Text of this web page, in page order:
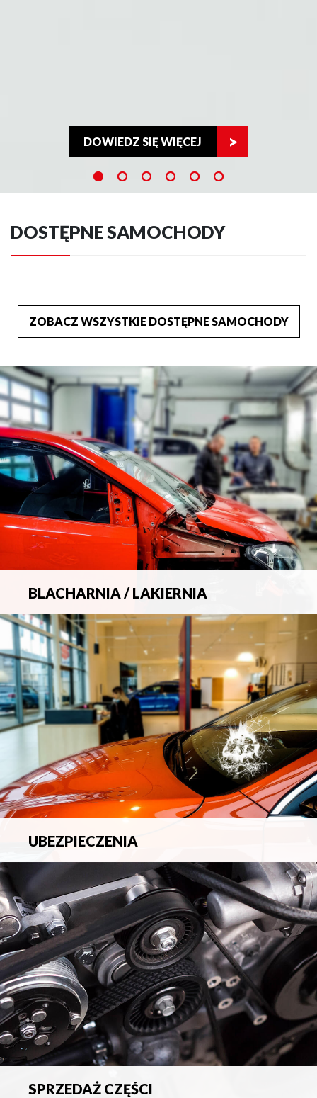
DOWIEDZ SIĘ WIĘCEJ
DOSTĘPNE SAMOCHODY
ZOBACZ WSZYSTKIE DOSTĘPNE SAMOCHODY
BLACHARNIA / LAKIERNIA
Kompleksowa obsługa wszelkich napraw
blacharsko-lakierniczych.
UBEZPIECZENIA
Pełna ochrona ubezpieczeniowa w zakresie wszelkich
SPRZEDAŻ CZĘŚCI